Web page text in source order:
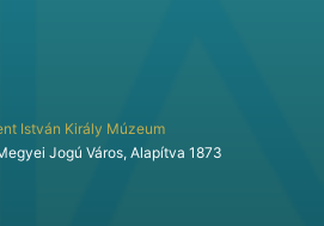
István Király Múzeum
Jogú Város, Alapítva 1873